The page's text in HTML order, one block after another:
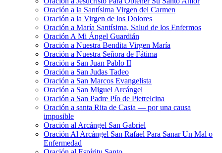
Oración a la Santísima Virgen del Carmen
Oración a la Virgen de los Dolores
Oración a María Santísima, Salud de los Enfermos
Oración A Mi Ángel Guardián
Oración a Nuestra Bendita Virgen María
Oración a Nuestra Señora de Fátima
Oración a San Juan Pablo II
Oración a San Judas Tadeo
Oración a San Marcos Evangelista
Oración a San Miguel Arcángel
Oración a San Padre Pío de Pietrelcina
Oración a santa Rita de Casia — por una causa
imposible
Oración al Arcángel San Gabriel
Oración Al Arcángel San Rafael Para Sanar Un Mal o
Enfermedad